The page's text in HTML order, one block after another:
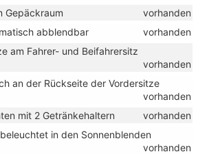
Gepäckraum
vorhanden
abblendbar
vorhanden
am Fahrer- und Beifahrersitz
vorhanden
an der Rückseite der Vordersitze
vorhanden
mit 2 Getränkehaltern
vorhanden
in den Sonnenblenden
vorhanden